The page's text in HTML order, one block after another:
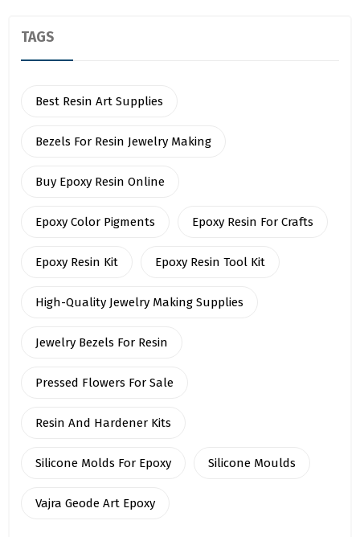
TAGS
Best Resin Art Supplies
Bezels For Resin Jewelry Making
Buy Epoxy Resin Online
Epoxy Color Pigments Epoxy Resin For Crafts
Epoxy Resin Kit Epoxy Resin Tool Kit
High-Quality Jewelry Making Supplies
Jewelry Bezels For Resin
Pressed Flowers For Sale
Resin And Hardener Kits
Silicone Molds For Epoxy Silicone Moulds
Vajra Geode Art Epoxy